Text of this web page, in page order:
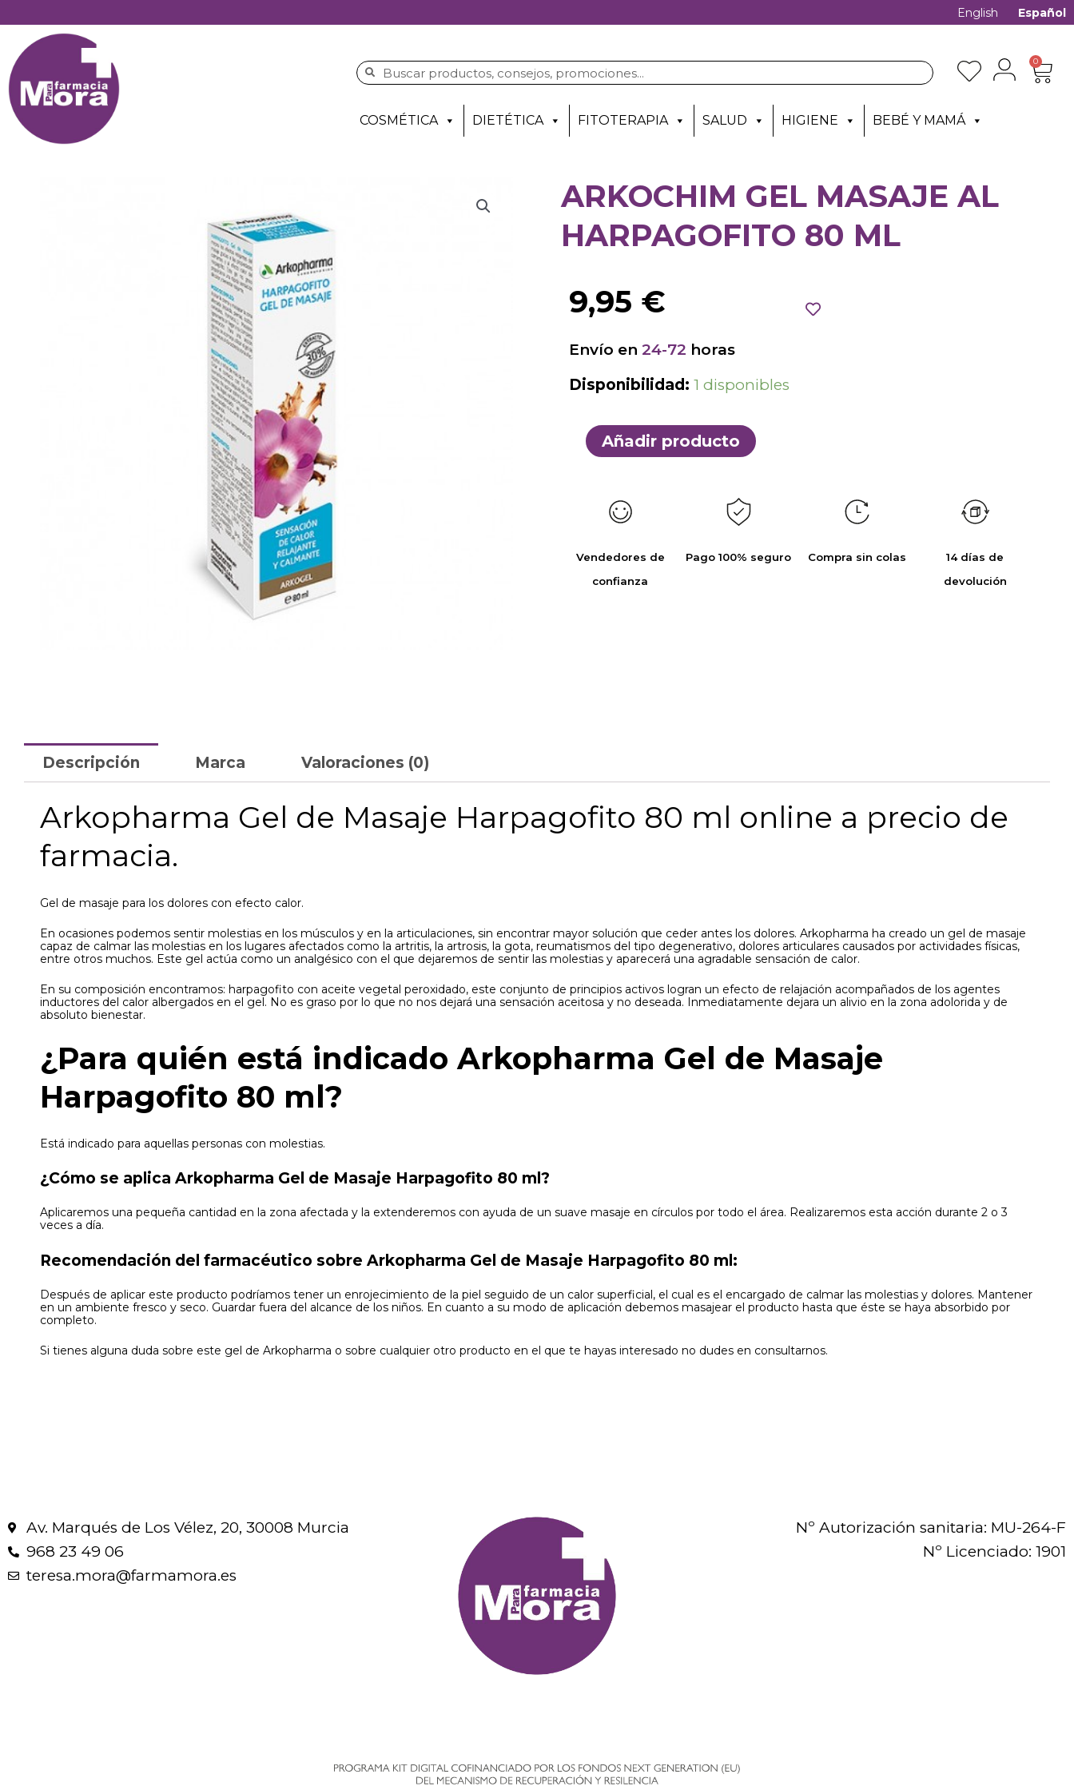
English Español
0
COSMÉTICA DIETÉTICA FITOTERAPIA SALUD HIGIENE BEBÉ Y MAMÁ
ARKOCHIM GEL MASAJE AL
HARPAGOFITO 80 ML
9,95 €
Envío en 24-72 horas
Disponibilidad: 1 disponibles
Añadir producto
Vendedores de
confianza
Pago 100% seguro Compra sin colas
14 días de
devolución
Descripción Marca Valoraciones (0)
Arkopharma Gel de Masaje Harpagofito 80 ml online a precio de
farmacia.
Gel de masaje para los dolores con efecto calor.
En ocasiones podemos sentir molestias en los músculos y en la articulaciones, sin encontrar mayor solución que ceder antes los dolores. Arkopharma ha creado un gel de masaje
capaz de calmar las molestias en los lugares afectados como la artritis, la artrosis, la gota, reumatismos del tipo degenerativo, dolores articulares causados por actividades físicas,
entre otros muchos. Este gel actúa como un analgésico con el que dejaremos de sentir las molestias y aparecerá una agradable sensación de calor.
En su composición encontramos: harpagofito con aceite vegetal peroxidado, este conjunto de principios activos logran un efecto de relajación acompañados de los agentes
inductores del calor albergados en el gel. No es graso por lo que no nos dejará una sensación aceitosa y no deseada. Inmediatamente dejara un alivio en la zona adolorida y de
absoluto bienestar.
¿Para quién está indicado Arkopharma Gel de Masaje
Harpagofito 80 ml?
Está indicado para aquellas personas con molestias.
¿Cómo se aplica Arkopharma Gel de Masaje Harpagofito 80 ml?
Aplicaremos una pequeña cantidad en la zona afectada y la extenderemos con ayuda de un suave masaje en círculos por todo el área. Realizaremos esta acción durante 2 o 3
veces a día.
Recomendación del farmacéutico sobre Arkopharma Gel de Masaje Harpagofito 80 ml:
Después de aplicar este producto podríamos tener un enrojecimiento de la piel seguido de un calor superficial, el cual es el encargado de calmar las molestias y dolores. Mantener
en un ambiente fresco y seco. Guardar fuera del alcance de los niños. En cuanto a su modo de aplicación debemos masajear el producto hasta que éste se haya absorbido por
completo.
Si tienes alguna duda sobre este gel de Arkopharma o sobre cualquier otro producto en el que te hayas interesado no dudes en consultarnos.
Av. Marqués de Los Vélez, 20, 30008 Murcia
968 23 49 06
teresa.mora@farmamora.es
Nº Autorización sanitaria: MU-264-F
Nº Licenciado: 1901